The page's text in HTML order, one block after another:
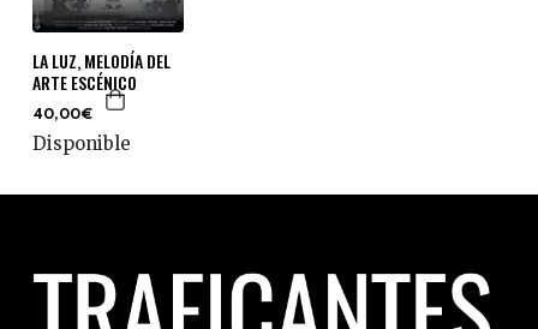
LA LUZ, MELODÍA DEL
ARTE ESCÉNICO
40,00€
Disponible